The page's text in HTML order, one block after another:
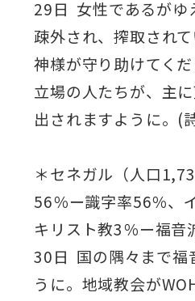
29日 女性であるがゆ
疎外され、搾取されて
神様が守り助けてく
立場の人たちが、主
出されますように。(
＊セネガル（人口
56％ー識字率56％、
キリスト教3％ー福音
30日 国の隅々まで福
うに。地域教会が